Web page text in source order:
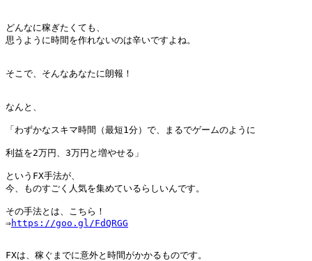
どんなに稼ぎたくても、
思うように時間を作れないのは辛いですよね。
そこで、そんなあなたに朗報！
なんと、
「わずかなスキマ時間（最短1分）で、まるでゲームのように
利益を2万円、3万円と増やせる」
というFX手法が、
今、ものすごく人気を集めているらしいんです。
その手法とは、こちら！
⇒https://goo.gl/FdQRGG
FXは、稼ぐまでに意外と時間がかかるものです。